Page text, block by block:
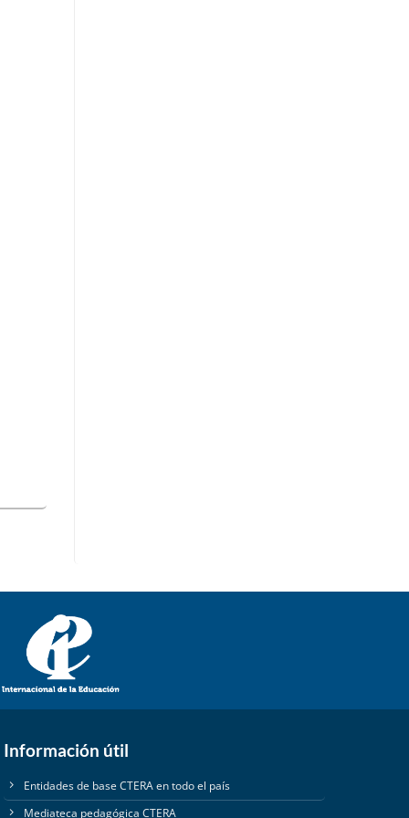
Información útil
Entidades de base CTERA en todo el país
Mediateca pedagógica CTERA